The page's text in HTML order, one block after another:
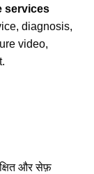
services
diagnosis,
video,
और सेफ़